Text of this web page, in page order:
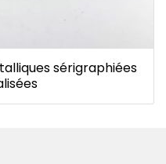
sérigraphiées